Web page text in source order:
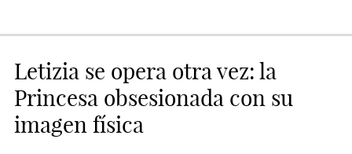
Letizia se opera otra vez: la
Princesa obsesionada con su
imagen física